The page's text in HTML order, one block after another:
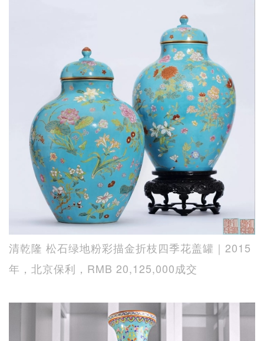
清乾隆 松石绿地粉彩描金折枝四季花盖罐｜2015
年，北京保利，RMB 20,125,000成交